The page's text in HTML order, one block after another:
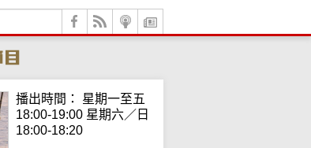
播出時間： 星期一至五
18:00-19:00 星期六／日
18:00-18:20